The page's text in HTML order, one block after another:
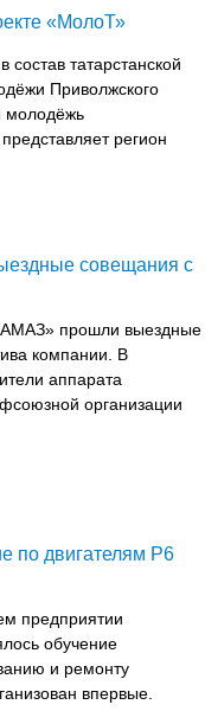
«МолоТ»
татарстанской
Приволжского
молодёжь
регион
совещания с
прошли выездные
компании. В
аппарата
организации
по двигателям Р6
предприятии
обучение
и ремонту
впервые.